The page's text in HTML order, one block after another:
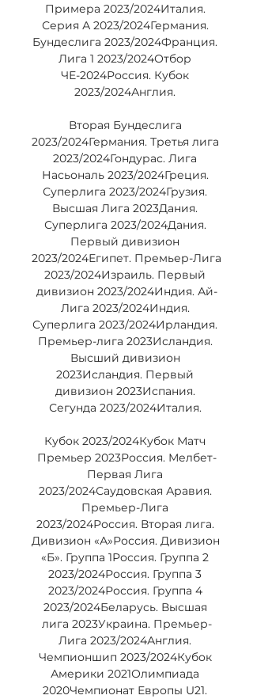
Примера 2023/2024Италия.
Серия А 2023/2024Германия.
Бундеслига 2023/2024Франция.
Лига 1 2023/2024Отбор
ЧЕ-2024Россия. Кубок
2023/2024Англия.
Вторая Бундеслига
2023/2024Германия. Третья лига
2023/2024Гондурас. Лига
Насьональ 2023/2024Греция.
Суперлига 2023/2024Грузия.
Высшая Лига 2023Дания.
Суперлига 2023/2024Дания.
Первый дивизион
2023/2024Египет. Премьер-Лига
2023/2024Израиль. Первый
дивизион 2023/2024Индия. Ай-
Лига 2023/2024Индия.
Суперлига 2023/2024Ирландия.
Премьер-лига 2023Исландия.
Высший дивизион
2023Исландия. Первый
дивизион 2023Испания.
Сегунда 2023/2024Италия.
Кубок 2023/2024Кубок Матч
Премьер 2023Россия. Мелбет-
Первая Лига
2023/2024Саудовская Аравия.
Премьер-Лига
2023/2024Россия. Вторая лига.
Дивизион «А»Россия. Дивизион
«Б». Группа 1Россия. Группа 2
2023/2024Россия. Группа 3
2023/2024Россия. Группа 4
2023/2024Беларусь. Высшая
лига 2023Украина. Премьер-
Лига 2023/2024Англия.
Чемпионшип 2023/2024Кубок
Америки 2021Олимпиада
2020Чемпионат Европы U21.